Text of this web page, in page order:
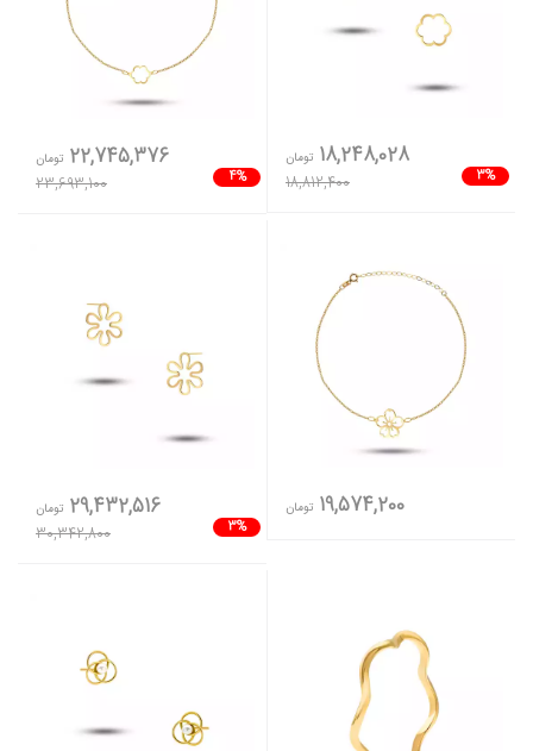
3%
18,248,028 تومان
18,812,400
4%
22,745,376 تومان
23,693,100
19,574,200 تومان
3%
29,432,516 تومان
30,342,800